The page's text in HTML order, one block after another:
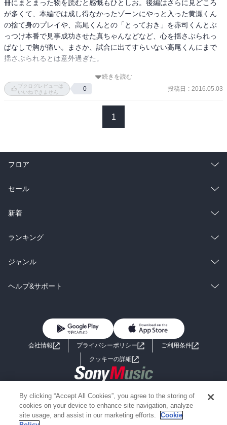
ファンフィルターなしに見ると、何というか……もしかしたら、な
かった方が良かったんじゃないか？　と、失礼ながら思ってしまっ
た。
ファンフィルターかけると、ああ、まぁ、そうなんだろうな、とい
う印象か。
大の敵が現れて」ということになるか。
ほしい。
アニメでやるの？やるんだったらあんまりはしょらんといてほし
い。。。。
冊にまとまった物を読むと感慨もひとしお。後編はさらに見どころ
が多くて、本編では成し得なかったゾーンにやっと入った黄瀬くん
の捨て身のプレイや、高尾くんとの「とっておき」を赤司くんとぶ
っつけ本番で見事成功させた真ちゃんなどなど、心を揺さぶられっ
ぱなしで胸が痛い。まさか、試合に出てすらいない高尾くんにまで
揺さぶられるとは意外過ぎた。
「今この瞬間だけは、コート上の選手で最強は黄瀬だ」
ったのが真ちゃんだというのもたまらない。もうホント、藤巻先生
黒子のバスケだとも思うので、もっと読みたいな、くらいで終わる
来ると嬉しいな。
続きを読む
ブクログレビューは
いいねできません
0 投稿日 : 2016.05.03
1
フロア
総合
ラノベ
雑誌・グラビア
BL・TL
セール
総合
ラノベ
雑誌・グラビア
BL・TL
新着
総合
ラノベ
雑誌・グラビア
ランキング
総合
ラノベ
ジャンル
コミック
ライトノベル 男子向けラノベ
小説
海外小説
ミステリー SF
ヘルプ&サポート
よくあるご質問 お問い合わせ
会社情報 プライバシーポリシー
ご利用条件
クッキーの詳細
Copyright 2017 - 2026 Sony Music Entertainment(Japan) Inc.
Information on the site is for the Japan domestic market only
powered by
By clicking “Accept All Cookies”, you agree to the storing of
cookies on your device to enhance site navigation, analyze
site usage, and assist in our marketing efforts.
Cookie